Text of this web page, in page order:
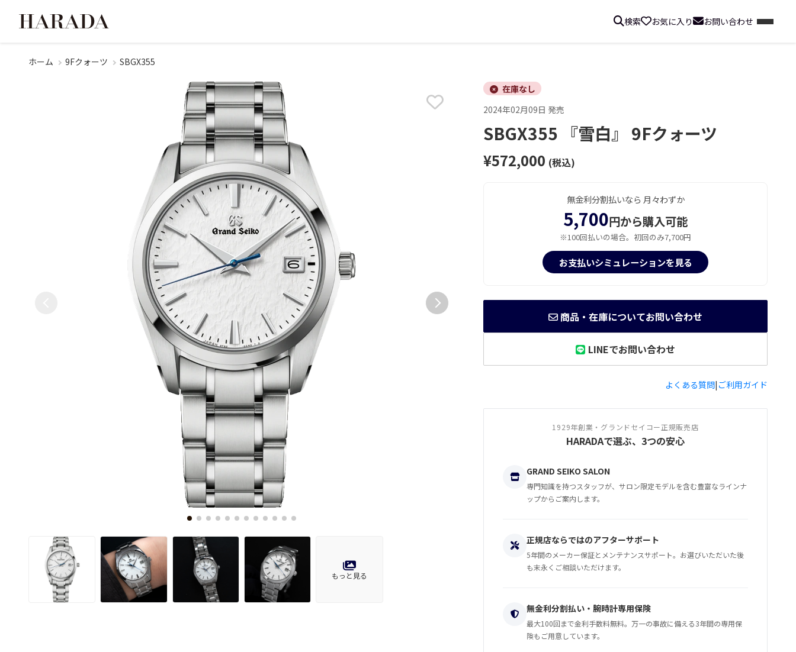
検索 お気に入り お問い合わせ
ホーム 9Fクォーツ SBGX355
もっと見る
在庫なし
2024年02月09日 発売
SBGX355 『雪白』 9Fクォーツ
¥572,000 (税込)
無金利分割払いなら 月々わずか
5,700円から購入可能
※100回払いの場合。初回のみ7,700円
お支払いシミュレーションを見る
商品・在庫についてお問い合わせ
LINEでお問い合わせ
よくある質問| ご利用ガイド
1929年創業・グランドセイコー正規販売店
HARADAで選ぶ、3つの安心
GRAND SEIKO SALON
専門知識を持つスタッフが、サロン限定モデルを含む豊富なラインナ
ップからご案内します。
正規店ならではのアフターサポート
5年間のメーカー保証とメンテナンスサポート。お選びいただいた後
も末永くご相談いただけます。
無金利分割払い・腕時計専用保険
最大100回まで金利手数料無料。万一の事故に備える3年間の専用保
険もご用意しています。